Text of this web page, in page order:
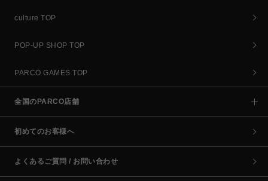
culture TOP
POP-UP SHOP TOP
PARCO GAMES TOP
全国のPARCO店舗
初めてのお客様へ
よくあるご質問 / お問い合わせ